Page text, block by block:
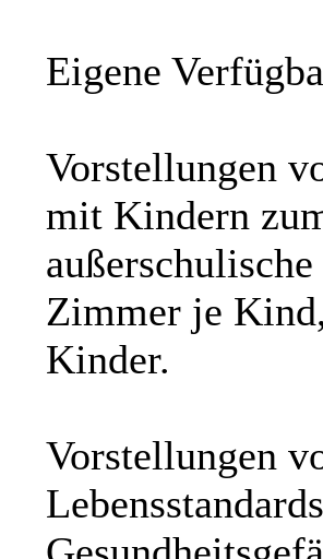
Eigene
Vorstellungen
mit Kindern
Zimmer je
Kinder.
Vorstellungen